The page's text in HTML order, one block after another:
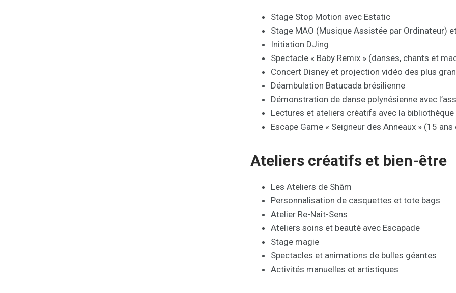
Stage Stop Motion avec Estatic
Stage MAO (Musique Assistée par Ordinateur)
Initiation DJing
Spectacle « Baby Remix » (danses, chants et
Concert Disney et projection vidéo des plus
Déambulation Batucada brésilienne
Démonstration de danse polynésienne avec
Lectures et ateliers créatifs avec la
Escape Game « Seigneur des Anneaux » (15 ans
Ateliers créatifs et bien-être
Les Ateliers de Shâm
Personnalisation de casquettes et tote bags
Atelier Re-Naît-Sens
Ateliers soins et beauté avec Escapade
Stage magie
Spectacles et animations de bulles géantes
Activités manuelles et artistiques